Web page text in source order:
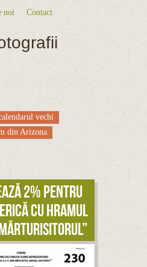
noi Contact
vechi
din Arizona
2% pentru
cu hramul
Mărturisitorul”